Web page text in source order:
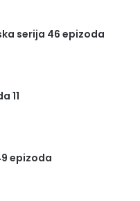
serija 46 epizoda
11
epizoda